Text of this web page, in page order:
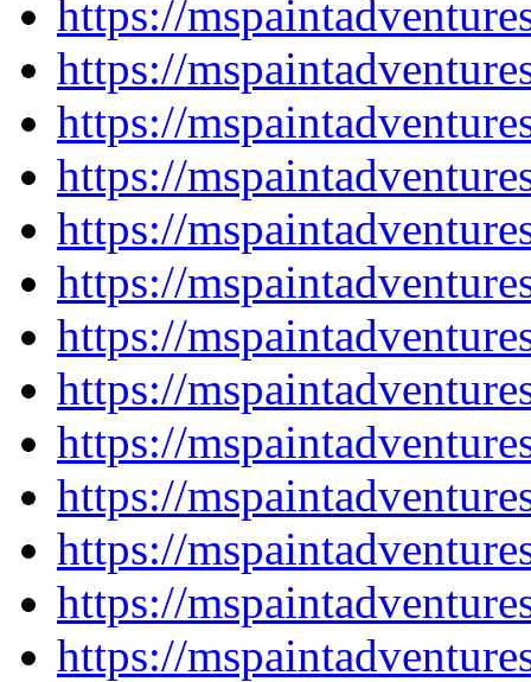
https://
https://
https://
https://
https://
https://
https://
https://
https://
https://
https://
https://
https://